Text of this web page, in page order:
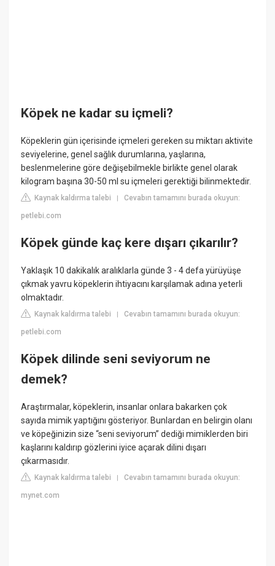
Köpek ne kadar su içmeli?
Köpeklerin gün içerisinde içmeleri gereken su miktarı aktivite
seviyelerine, genel sağlık durumlarına, yaşlarına,
beslenmelerine göre değişebilmekle birlikte genel olarak
kilogram başına 30-50 ml su içmeleri gerektiği bilinmektedir.
Kaynak kaldırma talebi |Cevabın tamamını burada okuyun:
petlebi.com
Köpek günde kaç kere dışarı çıkarılır?
Yaklaşık 10 dakikalık aralıklarla günde 3 - 4 defa yürüyüşe
çıkmak yavru köpeklerin ihtiyacını karşılamak adına yeterli
olmaktadır.
Kaynak kaldırma talebi |Cevabın tamamını burada okuyun:
petlebi.com
Köpek dilinde seni seviyorum ne
demek?
Araştırmalar, köpeklerin, insanlar onlara bakarken çok
sayıda mimik yaptığını gösteriyor. Bunlardan en belirgin olanı
ve köpeğinizin size “seni seviyorum” dediği mimiklerden biri
kaşlarını kaldırıp gözlerini iyice açarak dilini dışarı
çıkarmasıdır.
Kaynak kaldırma talebi |Cevabın tamamını burada okuyun:
mynet.com